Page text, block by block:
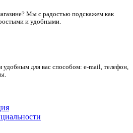
Мы с радостью подскажем как
и удобными.
для вас способом: e-mail, телефон,